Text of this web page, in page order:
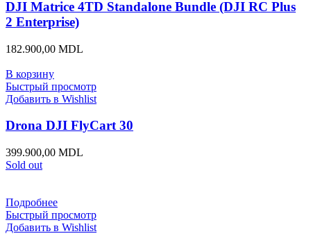
DJI Matrice 4TD Standalone Bundle (DJI RC Plus
2 Enterprise)
182.900,00 MDL
В корзину
Быстрый просмотр
Добавить в Wishlist
Drona DJI FlyCart 30
399.900,00 MDL
Sold out
Подробнее
Быстрый просмотр
Добавить в Wishlist